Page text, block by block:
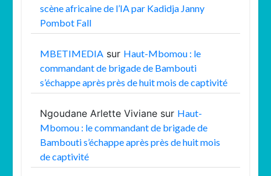
scène africaine de l’IA par Kadidja Janny
Pombot Fall
MBETIMEDIA sur Haut-Mbomou : le
commandant de brigade de Bambouti
s’échappe après près de huit mois de captivité
Ngoudane Arlette Viviane sur Haut-
Mbomou : le commandant de brigade de
Bambouti s’échappe après près de huit mois
de captivité